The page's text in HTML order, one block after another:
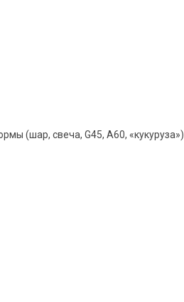
(шар, свеча, G45, A60, «кукуруза»).